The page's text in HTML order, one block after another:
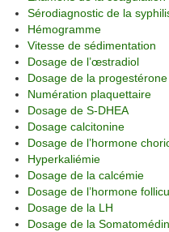
Sérodiagnostic de la
Hémogramme
Vitesse de sédimentation
Dosage de l’œstradiol
Dosage de la progestérone
Numération plaquettaire
Dosage de S-DHEA
Dosage calcitonine
Dosage de l’hormone
Hyperkaliémie
Dosage de la calcémie
Dosage de l’hormone
Dosage de la LH
Dosage de la